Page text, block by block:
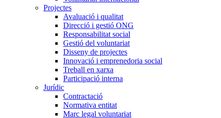
Projectes
Avaluació i qualitat
Direcció i gestió ONG
Responsabilitat social
Gestió del voluntariat
Disseny de projectes
Innovació i emprenedoria social
Treball en xarxa
Participació interna
Jurídic
Contractació
Normativa entitat
Marc legal voluntariat